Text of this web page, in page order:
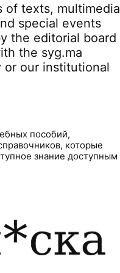
of texts, multimedia
special events
the editorial board
the syg.ma
or our institutional
пособий,
которые
знание доступным